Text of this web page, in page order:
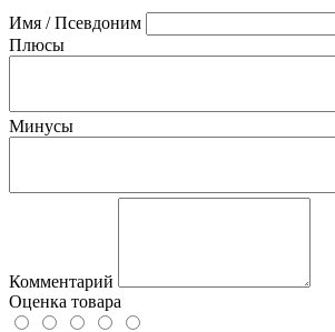
Имя / Псевдоним
Плюсы
Минусы
Комментарий
Оценка товара